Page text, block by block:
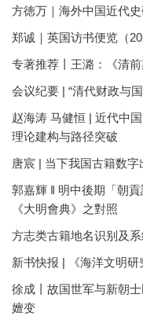
方徳万｜海外中国近代
郑诚｜英国访书便览（
专著推荐丨王潞：《清前
会议纪要 | “清代财政与
赵海涛 马健恒 | 近代中
理论建构与路径突破
唐宸 | 当下我国古籍数
郭嘉輝 ‖ 明中後期「朝
《大明會典》之對照
方志类古籍地名识别及
新书快报 | 《海洋文明研
徐成丨故国世军与新朝
嬗变